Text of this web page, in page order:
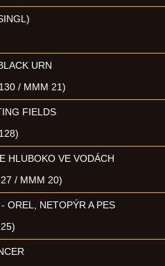
URN
/ MMM 21)
FIELDS
HLUBOKO VE VODÁCH
/ MMM 20)
OREL, NETOPÝR A PES